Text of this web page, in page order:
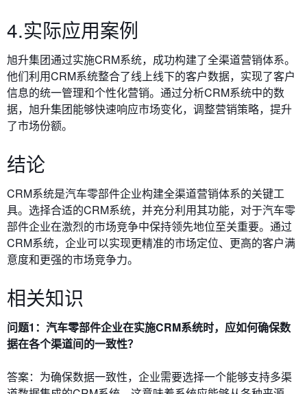
4.实际应用案例
旭升集团通过实施CRM系统，成功构建了全渠道营销体系。
他们利用CRM系统整合了线上线下的客户数据，实现了客户
信息的统一管理和个性化营销。通过分析CRM系统中的数
据，旭升集团能够快速响应市场变化，调整营销策略，提升
了市场份额。
结论
CRM系统是汽车零部件企业构建全渠道营销体系的关键工
具。选择合适的CRM系统，并充分利用其功能，对于汽车零
部件企业在激烈的市场竞争中保持领先地位至关重要。通过
CRM系统，企业可以实现更精准的市场定位、更高的客户满
意度和更强的市场竞争力。
相关知识
问题1：汽车零部件企业在实施CRM系统时，应如何确保数
据在各个渠道间的一致性？
答案：为确保数据一致性，企业需要选择一个能够支持多渠